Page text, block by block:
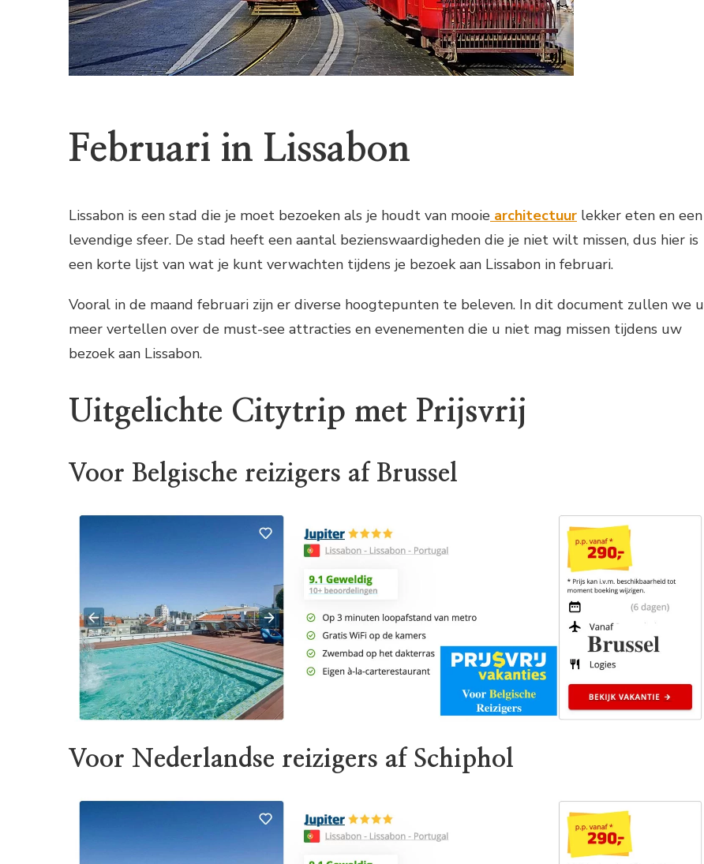
Februari in Lissabon
Lissabon is een stad die je moet bezoeken als je houdt van mooie architectuur lekker eten en een
levendige sfeer. De stad heeft een aantal bezienswaardigheden die je niet wilt missen, dus hier is
een korte lijst van wat je kunt verwachten tijdens je bezoek aan Lissabon in februari.
Vooral in de maand februari zijn er diverse hoogtepunten te beleven. In dit document zullen we u
meer vertellen over de must-see attracties en evenementen die u niet mag missen tijdens uw
bezoek aan Lissabon.
Uitgelichte Citytrip met Prijsvrij
Voor Belgische reizigers af Brussel
Voor Nederlandse reizigers af Schiphol